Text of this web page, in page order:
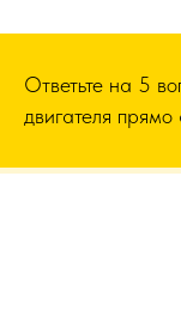
Ответьте на 5
двигателя прямо